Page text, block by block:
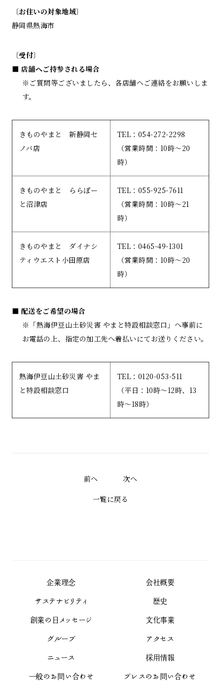
企業理念
会社概要
サステナビリティ
歴史
創業の日メッセージ
文化事業
グループ
アクセス
ニュース
採用情報
一般のお問い合わせ
プレスのお問い合わせ
〔お住いの対象地域〕
静岡県熱海市
〔受付〕
■ 店舗へご持参される場合
※ご質問等ございましたら、各店舗へご連絡をお願いしま
す。
きものやまと 新静岡セ
ノバ店
TEL：054-272-2298
（営業時間：10時～20
時）
きものやまと ららぽー
と沼津店
TEL：055-925-7611
（営業時間：10時～21
時）
きものやまと ダイナシ
ティウエスト小田原店
TEL：0465-49-1301
（営業時間：10時～20
時）
■ 配送をご希望の場合
※「熱海伊豆山土砂災害 やまと特設相談窓口」へ事前に
お電話の上、指定の加工先へ着払いにてお送りください。
熱海伊豆山土砂災害 やま
と特設相談窓口
TEL：0120-053-511
（平日：10時～12時、13
時～18時）
前へ 次へ
一覧に戻る